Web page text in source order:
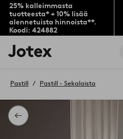
25% kalleimmasta
tuotteesta* + 10% lisää
alennetuista hinnoista**.
Koodi: 424882
Jotex-
logo
aloitussivulle
Takaisin
Pastill Pastill - Sekalaista